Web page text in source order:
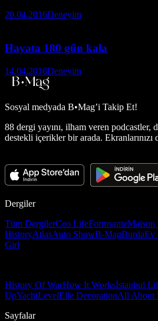
20.04.2016Deneyim
Hayata 180 gün kala
14.04.2016Deneyim
Sosyal medyada B•Mag’i Takip Et!
88 dergi yayını, ilham veren podcastler,
destekli içerikler bir arada. Ekranlarınızı
Dergiler
Tüm DergilerCeo LifeFormsanteMaison
HistoryAtlasAuto ShowB-MagBurdaEv
Girl
History Of WarHow It Worksİstanbul
UpYachtLevelElle DecorationAll About
Sayfalar